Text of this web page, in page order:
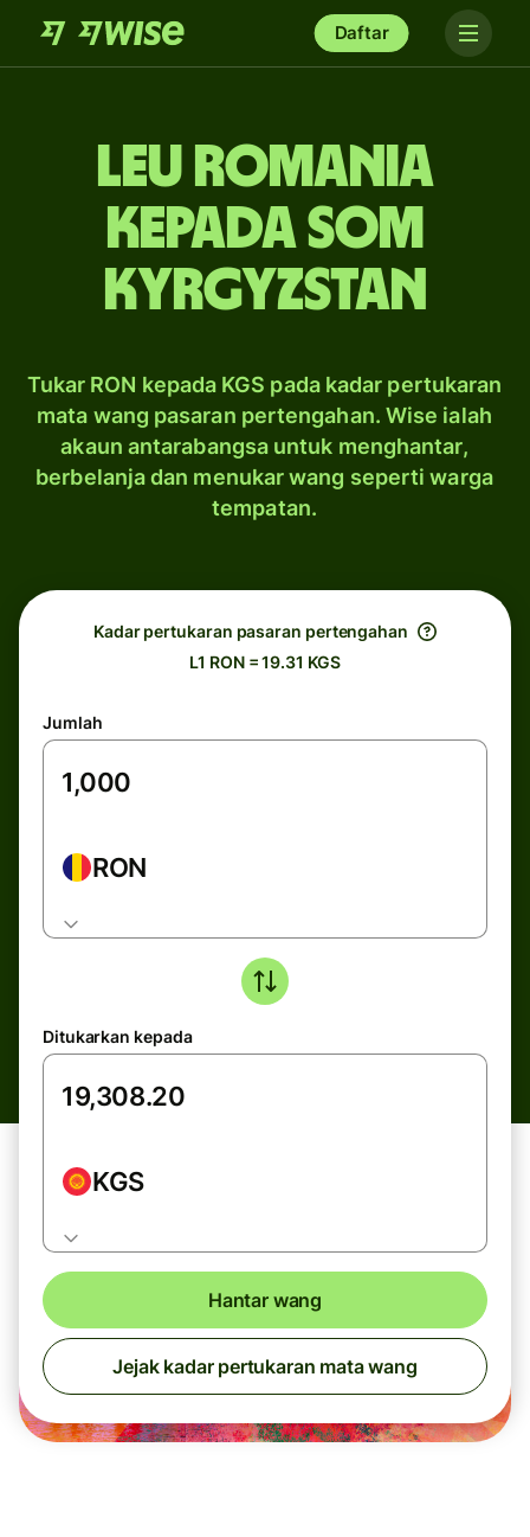
Daftar
leu Romania
kepada som
Kyrgyzstan
Tukar RON kepada KGS pada kadar pertukaran
mata wang pasaran pertengahan. Wise ialah
akaun antarabangsa untuk menghantar,
berbelanja dan menukar wang seperti warga
tempatan.
Kadar pertukaran pasaran pertengahan
L1 RON = 19.31 KGS
Jumlah
RON
Ditukarkan kepada
KGS
Hantar wang
Jejak kadar pertukaran mata wang